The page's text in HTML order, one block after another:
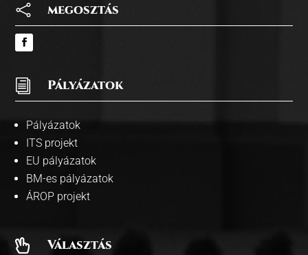
 megosztás
i Pályázatok
Pályázatok
ITS projekt
EU pályázatok
BM-es pályázatok
ÁROP projekt
 Választás